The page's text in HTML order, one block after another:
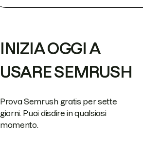
INIZIA OGGI A
USARE SEMRUSH
Prova Semrush gratis per sette
giorni. Puoi disdire in qualsiasi
momento.